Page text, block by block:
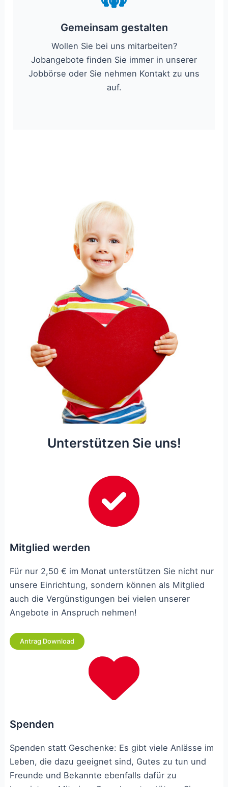
Gemeinsam gestalten
Wollen Sie bei uns mitarbeiten?
Jobangebote finden Sie immer in unserer
Jobbörse oder Sie nehmen Kontakt zu uns
auf.
Unterstützen Sie uns!
Mitglied werden
Für nur 2,50 € im Monat unterstützen Sie nicht nur
unsere Einrichtung, sondern können als Mitglied
auch die Vergünstigungen bei vielen unserer
Angebote in Anspruch nehmen!
Antrag Download
Spenden
Spenden statt Geschenke: Es gibt viele Anlässe im
Leben, die dazu geeignet sind, Gutes zu tun und
Freunde und Bekannte ebenfalls dafür zu